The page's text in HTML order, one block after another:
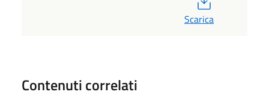
Scarica
Contenuti correlati